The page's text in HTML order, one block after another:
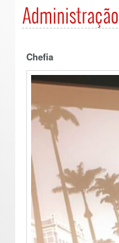
Administração
Chefia